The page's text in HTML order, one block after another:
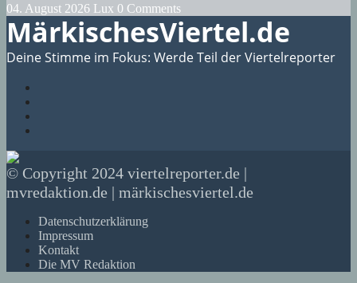
04. August 2026 Lux 0 Comments
MärkischesViertel.de
Deine Stimme im Fokus: Werde Teil der Viertelreporter
© Copyright 2024 viertelreporter.de |
mvredaktion.de | märkischesviertel.de
Datenschutzerklärung
Impressum
Kontakt
Die MV Redaktion